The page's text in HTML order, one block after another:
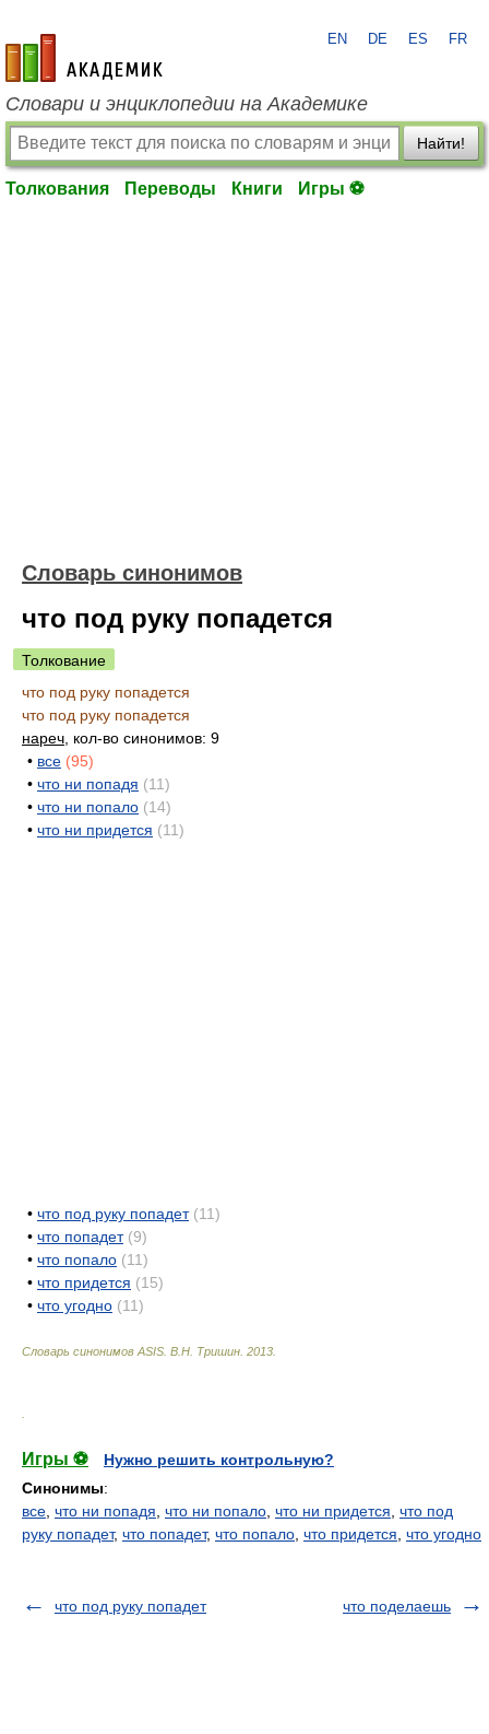
academic.ru
EN DE ES FR
Словари и энциклопедии на Академике
Найти!
Толкования Переводы Книги Игры ⚽
Словарь синонимов
что под руку попадется
Толкование
что под руку попадется
что под руку попадется
нареч , кол-во синонимов: 9
• все (95)
• что ни попадя (11)
• что ни попало (14)
• что ни придется (11)
• что под руку попадет (11)
• что попадет (9)
• что попало (11)
• что придется (15)
• что угодно (11)
Словарь синонимов ASIS. В.Н. Тришин 2013
Игры ⚽
Нужно решить контрольную?
Синонимы:
все что ни попадя что ни попало что ни придется что под
руку попадет, что попадет, что попало что придется что угодно
что под руку попадет что поделаешь